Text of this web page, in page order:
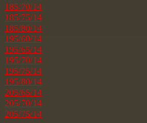
185/70/14
185/75/14
185/80/14
195/60/14
195/65/14
195/70/14
195/75/14
195/80/14
205/65/14
205/70/14
205/75/14